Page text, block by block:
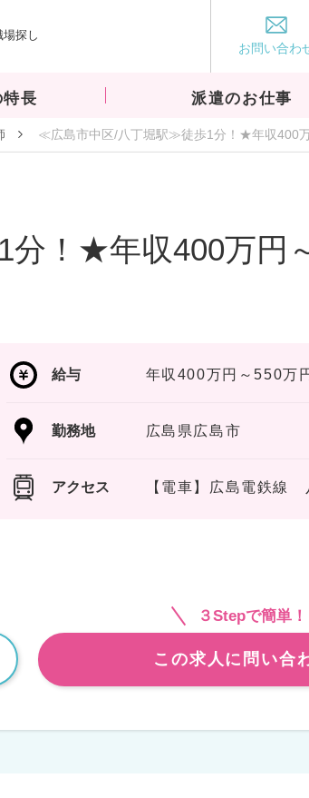
探し
お問い合わ
長 派遣のお仕事
≪広島市中区/八丁堀駅≫徒歩1分！★年収400
！★年収400万円
給与 年収400万円～550万
勤務地 広島県広島市
アクセス 【電車】広島電鉄
３Stepで簡単！
この求人に問い合